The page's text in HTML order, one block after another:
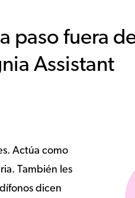
paso fuera
Assistant
Actúa como
También les
dicen